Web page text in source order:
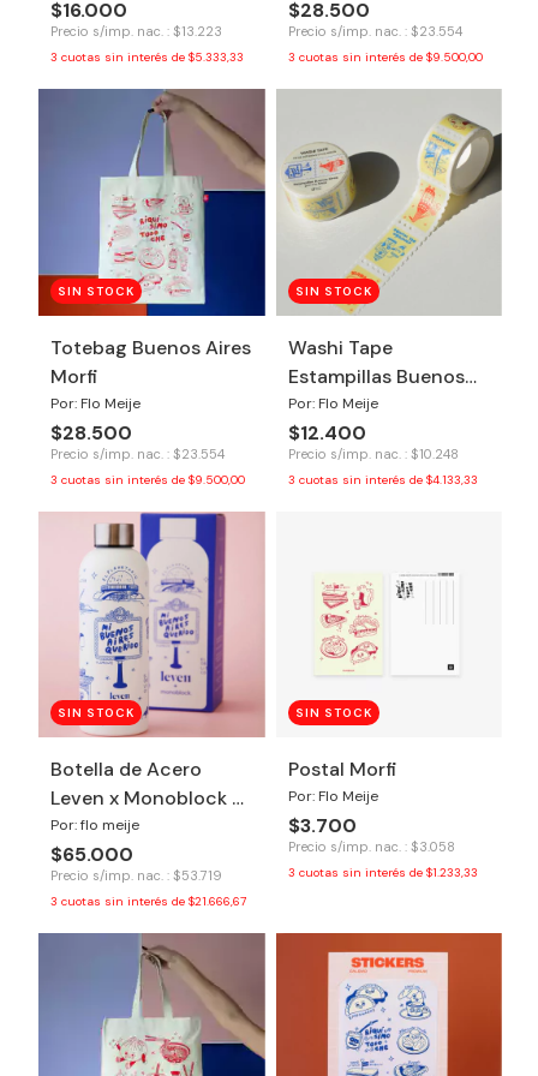
$16.000
Precio s/imp. nac. : $13.223
3 cuotas sin interés de $5.333,33
$28.500
Precio s/imp. nac. : $23.554
3 cuotas sin interés de $9.500,00
SIN STOCK
Totebag Buenos Aires
Morfi
Por: Flo Meije
$28.500
Precio s/imp. nac. : $23.554
3 cuotas sin interés de $9.500,00
SIN STOCK
Washi Tape
Estampillas Buenos
Aires
Por: Flo Meije
$12.400
Precio s/imp. nac. : $10.248
3 cuotas sin interés de $4.133,33
SIN STOCK
Botella de Acero
Leven x Monoblock -
Buenos Aires
Por: flo meije
$65.000
Precio s/imp. nac. : $53.719
3 cuotas sin interés de $21.666,67
SIN STOCK
Postal Morfi
Por: Flo Meije
$3.700
Precio s/imp. nac. : $3.058
3 cuotas sin interés de $1.233,33